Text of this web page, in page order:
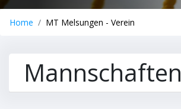
Home MT Melsungen - Verein
Mannschaften